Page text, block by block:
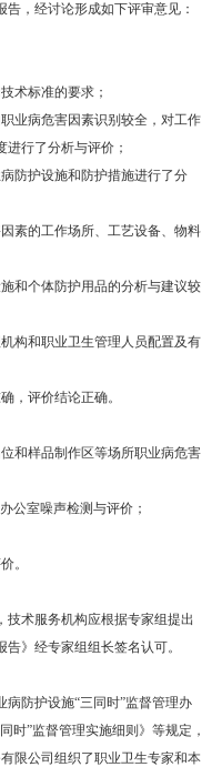
，经讨论形成如下评审意见：
术标准的要求；
业病危害因素识别较全，对工作
行了分析与评价；
防护设施和防护措施进行了分
素的工作场所、工艺设备、物料
和个体防护用品的分析与建议较
构和职业卫生管理人员配置及有
，评价结论正确。
和样品制作区等场所职业病危害
公室噪声检测与评价；
。
术服务机构应根据专家组提出
》经专家组组长签名认可。
病防护设施“三同时”监督管理办
时”监督管理实施细则》等规定，
限公司组织了职业卫生专家和本